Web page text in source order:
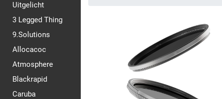
Uitgelicht
3 Legged Thing
9.Solutions
Allocacoc
Atmosphere
Blackrapid
Caruba